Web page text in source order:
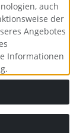
auch
der
Angebotes
Informationen